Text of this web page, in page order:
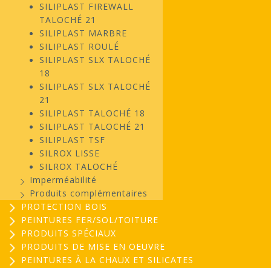
SILIPLAST FIREWALL
TALOCHÉ 21
SILIPLAST MARBRE
SILIPLAST ROULÉ
SILIPLAST SLX TALOCHÉ
18
SILIPLAST SLX TALOCHÉ
21
SILIPLAST TALOCHÉ 18
SILIPLAST TALOCHÉ 21
SILIPLAST TSF
SILROX LISSE
SILROX TALOCHÉ
Imperméabilité
Produits complémentaires
PROTECTION BOIS
PEINTURES FER/SOL/TOITURE
PRODUITS SPÉCIAUX
PRODUITS DE MISE EN OEUVRE
PEINTURES À LA CHAUX ET SILICATES